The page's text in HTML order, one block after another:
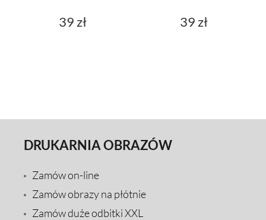
39 zł 39 zł
DRUKARNIA OBRAZÓW
Zamów on-line
Zamów obrazy na płótnie
Zamów duże odbitki XXL